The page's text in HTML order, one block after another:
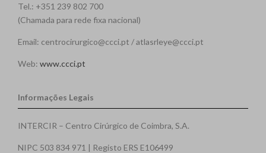
Tel.: +351 239 802 700
(Chamada para rede fixa nacional)
Email: centrocirurgico@ccci.pt / atlasrleye@ccci.pt
Web: www.ccci.pt
Informações Legais
INTERCIR – Centro Cirúrgico de Coimbra, S.A.
NIPC 503 834 971 | Registo ERS E106499